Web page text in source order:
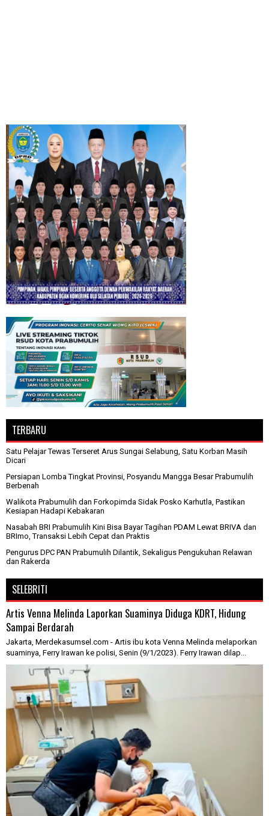
TERBARU
Satu Pelajar Tewas Terseret Arus Sungai Selabung, Satu Korban Masih
Dicari
Persiapan Lomba Tingkat Provinsi, Posyandu Mangga Besar Prabumulih
Berbenah
Walikota Prabumulih dan Forkopimda Sidak Posko Karhutla, Pastikan
Kesiapan Hadapi Kebakaran
Nasabah BRI Prabumulih Kini Bisa Bayar Tagihan PDAM Lewat BRIVA dan
BRImo, Transaksi Lebih Cepat dan Praktis
Pengurus DPC PAN Prabumulih Dilantik, Sekaligus Pengukuhan Relawan
dan Rakerda
SELEBRITI
Artis Venna Melinda Laporkan Suaminya Diduga KDRT, Hidung
Sampai Berdarah
Jakarta, Merdekasumsel.com - Artis ibu kota Venna Melinda melaporkan
suaminya, Ferry Irawan ke polisi, Senin (9/1/2023). Ferry Irawan dilap...